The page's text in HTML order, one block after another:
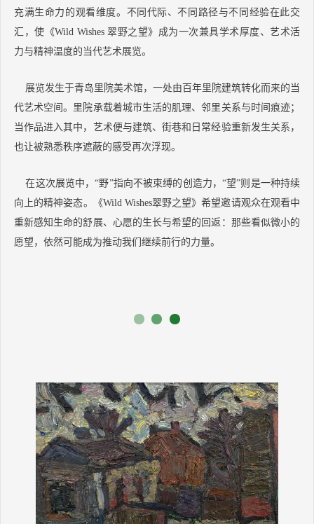
充满生命力的观看维度。不同代际、不同路径与不同经验在此交
汇，使《Wild Wishes 翠野之望》成为一次兼具学术厚度、艺术活
力与精神温度的当代艺术展览。
展览发生于青岛里院美术馆，一处由百年里院建筑转化而来的当
代艺术空间。里院承载着城市生活的肌理、邻里关系与时间痕迹；
当作品进入其中，艺术便与建筑、街巷和日常经验重新发生关系，
也让被熟悉秩序遮蔽的感受再次浮现。
在这次展览中，“野”指向不被束缚的创造力，“望”则是一种持续
向上的精神姿态。《Wild Wishes翠野之望》希望邀请观众在观看中
重新感知生命的舒展、心愿的生长与希望的回返：那些看似微小的
愿望，依然可能成为推动我们继续前行的力量。